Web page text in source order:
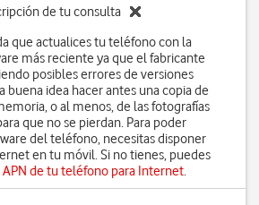
de tu consulta
que actualices tu teléfono con la
más reciente ya que el fabricante
posibles errores de versiones
buena idea hacer antes una copia de
o al menos, de las fotografías
que no se pierdan. Para poder
del teléfono, necesitas disponer
en tu móvil. Si no tienes, puedes
de tu teléfono para Internet.